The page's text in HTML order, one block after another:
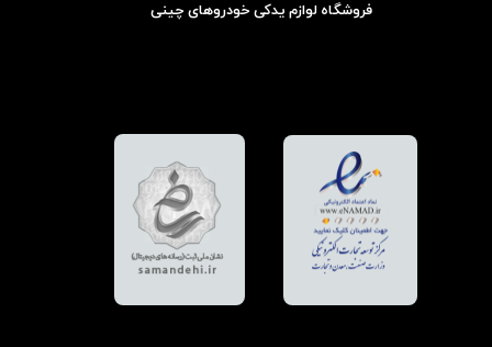
فروشگاه لوازم یدکی خودروهای چینی